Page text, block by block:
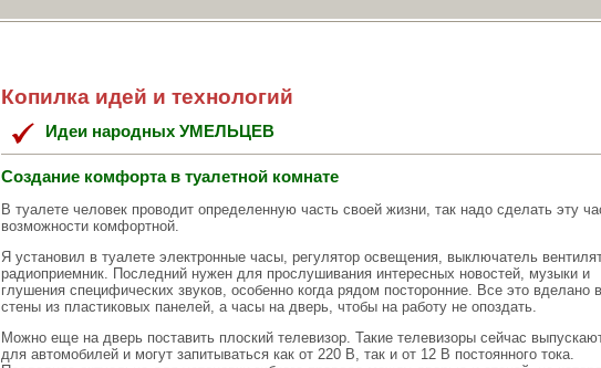
Копилка идей и технологий
Идеи народных УМЕЛЬЦЕВ
Создание комфорта в туалетной комнате
В туалете человек проводит определенную часть своей жизни, так надо сделать эту
возможности комфортной.
Я установил в туалете электронные часы, регулятор освещения, выключатель
радиоприемник. Последний нужен для прослушивания интересных новостей, музыки и
глушения специфических звуков, особенно когда рядом посторонние. Все это вделано в
стены из пластиковых панелей, а часы на дверь, чтобы на работу не опоздать.
Можно еще на дверь поставить плоский телевизор. Такие телевизоры сейчас
для автомобилей и могут запитываться как от 220 В, так и от 12 В постоянного тока.